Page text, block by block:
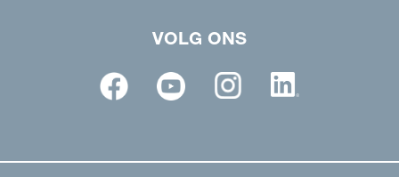
VOLG ONS